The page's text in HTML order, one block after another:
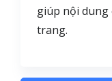
giúp nội dung
trang.